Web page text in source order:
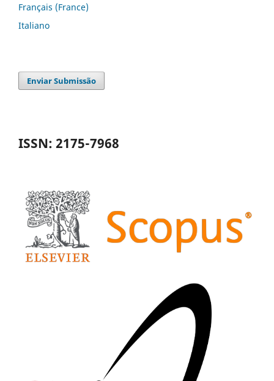
Français (France)
Italiano
Enviar Submissão
ISSN: 2175-7968